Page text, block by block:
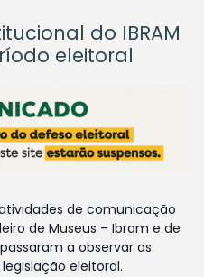
do IBRAM
eleitoral
de comunicação
de Museus – Ibram e de
a observar as
eleitoral.